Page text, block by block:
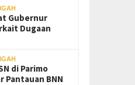
Dinas ESDM Sulteng Sebut
CV BBN Belum Selesaikan
Gubernur
Dugaan
di Parimo
Pantauan BNN